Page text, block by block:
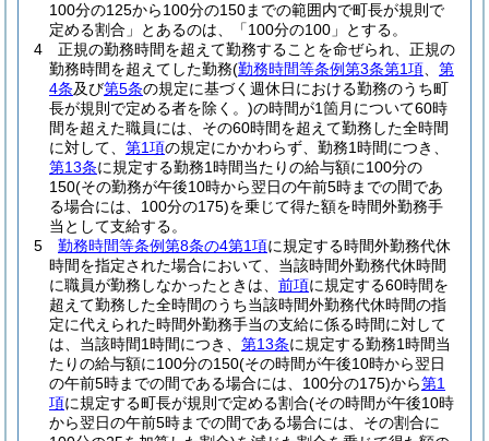
100分の125から100分の150までの範囲内で町長が規則で
定める割合」とあるのは、「100分の100」とする。
4
正規の勤務時間を超えて勤務することを命ぜられ、正規の
勤務時間を超えてした勤務(勤務時間等条例第3条第1項
第
4条及び第5条の規定に基づく週休日における勤務のうち町
長が規則で定める者を除く。)の時間が1箇月について60時
間を超えた職員には、その60時間を超えて勤務した全時間
に対して、 第1項の規定にかかわらず、勤務1時間につき、
第13条に規定する勤務1時間当たりの給与額に100分の
150(その勤務が午後10時から翌日の午前5時までの間であ
る場合には、100分の175)を乗じて得た額を時間外勤務手
当として支給する。
5
勤務時間等条例第8条の4第1項に規定する時間外勤務代休
時間を指定された場合において、当該時間外勤務代休時間
に職員が勤務しなかったときは、 前項に規定する60時間を
超えて勤務した全時間のうち当該時間外勤務代休時間の指
定に代えられた時間外勤務手当の支給に係る時間に対して
は、当該時間1時間につき、 第13条に規定する勤務1時間当
たりの給与額に100分の150(その時間が午後10時から翌日
の午前5時までの間である場合には、100分の175)から第1
項に規定する町長が規則で定める割合(その時間が午後10時
から翌日の午前5時までの間である場合には、その割合に